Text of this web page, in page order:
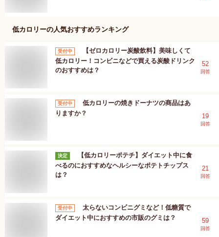
低カロリーの人気おすすめランキング
受付中
【ゼロカロリー炭酸飲料】美味しくて
低カロリー！コンビニなどで買える炭酸ドリンク
のおすすめは？
52
回答
受付中
低カロリーの焼きドーナツの商品はあ
りますか？
19
回答
決定
【低カロリーポテチ】ダイエット中に食
べるのにおすすめなヘルシーなポテトチップス
は？
21
回答
受付中
太らないコンビニグミなど！低糖質で
ダイエット中におすすめの市販のグミは？
59
回答